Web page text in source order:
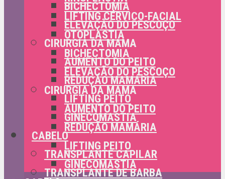
BICHECTOMIA
ELEVAÇÃO DO PESCOÇO
CIRURGIA DA MAMA
AUMENTO DO PEITO
REDUÇÃO MAMÁRIA
LIFTING PEITO
GINECOMASTIA
CABELO
TRANSPLANTE CAPILAR
TRANSPLANTE DE BARBA
LIFTING CÉRVICO-FACIAL
OTOPLASTIA
BICHECTOMIA
ELEVAÇÃO DO PESCOÇO
CIRURGIA DA MAMA
AUMENTO DO PEITO
REDUÇÃO MAMÁRIA
LIFTING PEITO
GINECOMASTIA